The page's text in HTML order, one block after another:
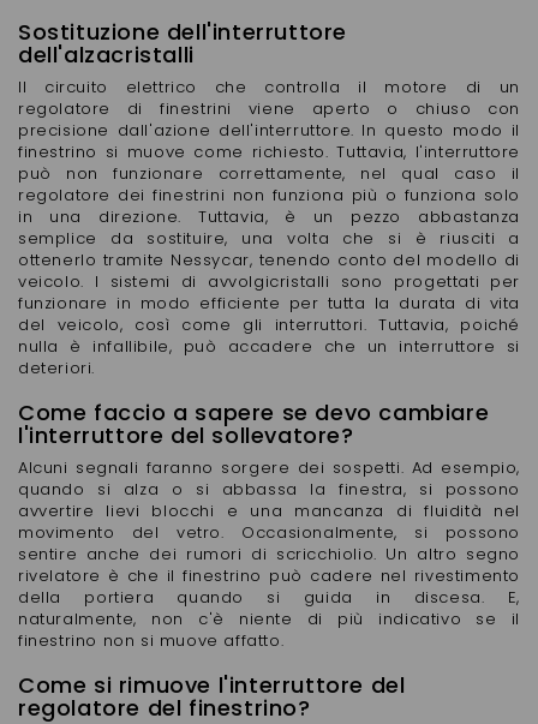
Sostituzione dell'interruttore
dell'alzacristalli
Il circuito elettrico che controlla il motore di un
regolatore di finestrini viene aperto o chiuso con
precisione dall'azione dell'interruttore. In questo modo il
finestrino si muove come richiesto. Tuttavia, l'interruttore
può non funzionare correttamente, nel qual caso il
regolatore dei finestrini non funziona più o funziona solo
in una direzione. Tuttavia, è un pezzo abbastanza
semplice da sostituire, una volta che si è riusciti a
ottenerlo tramite Nessycar, tenendo conto del modello di
veicolo. I sistemi di avvolgicristalli sono progettati per
funzionare in modo efficiente per tutta la durata di vita
del veicolo, così come gli interruttori. Tuttavia, poiché
nulla è infallibile, può accadere che un interruttore si
deteriori.
Come faccio a sapere se devo cambiare
l'interruttore del sollevatore?
Alcuni segnali faranno sorgere dei sospetti. Ad esempio,
quando si alza o si abbassa la finestra, si possono
avvertire lievi blocchi e una mancanza di fluidità nel
movimento del vetro. Occasionalmente, si possono
sentire anche dei rumori di scricchiolio. Un altro segno
rivelatore è che il finestrino può cadere nel rivestimento
della portiera quando si guida in discesa. E,
naturalmente, non c'è niente di più indicativo se il
finestrino non si muove affatto.
Come si rimuove l'interruttore del
regolatore del finestrino?